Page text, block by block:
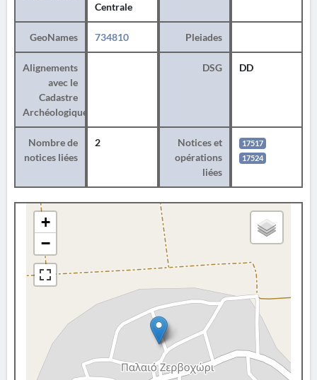
Centrale
GeoNames 734810 Pleiades
Alignements
avec le
Cadastre
Archéologique
DSG DD
Nombre de
notices liées
2
Notices et
opérations
liées
17517
17524
+
−